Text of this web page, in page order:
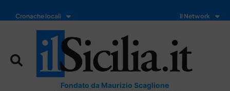
Cronache locali Il Network
Fondato da Maurizio Scaglione